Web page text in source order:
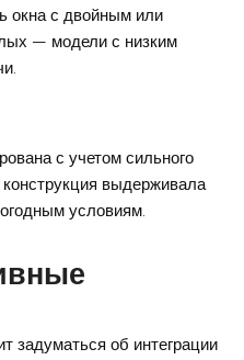
окна с двойным или
— модели с низким
с учетом сильного
выдерживала
условиям.
задуматься об интеграции